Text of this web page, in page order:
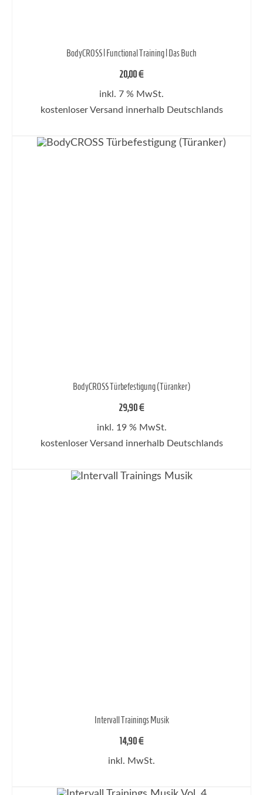
BodyCROSS | Functional Training | Das Buch
20,00€
inkl. 7 % MwSt.
kostenloser Versand innerhalb Deutschlands
BodyCROSS Türbefestigung (Türanker)
29,90€
inkl. 19 % MwSt.
kostenloser Versand innerhalb Deutschlands
Intervall Trainings Musik
14,90€
inkl. MwSt.